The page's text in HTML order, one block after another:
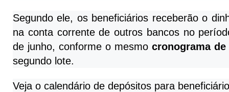
Segundo ele, os beneficiários receberão o
na conta corrente de outros bancos no
de junho, conforme o mesmo cronograma de
segundo lote.
Veja o calendário de depósitos para